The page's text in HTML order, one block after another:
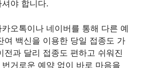
야 합니다.
오톡이나 네이버를 통해 다른 예
여 백신을 이용한 당일 접종도 가
전과 달리 접종도 편하고 쉬워진
거로운 예약 없이 바로 마음을